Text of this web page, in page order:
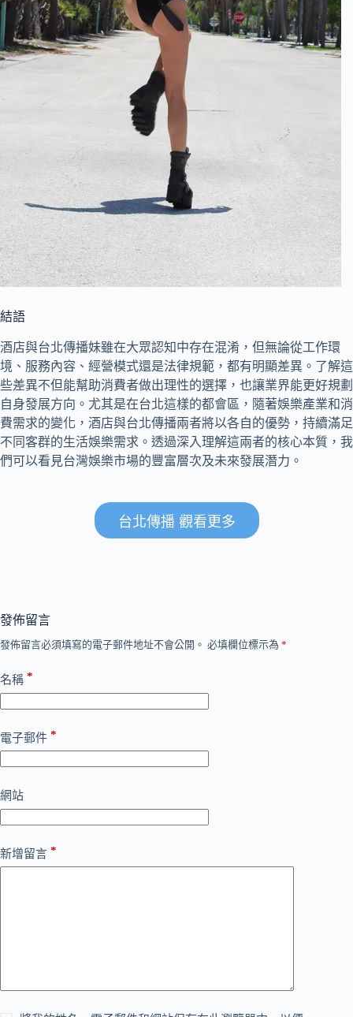
結語
酒店與台北傳播妹雖在大眾認知中存在混淆，但無論從工作環
境、服務內容、經營模式還是法律規範，都有明顯差異。了解這
些差異不但能幫助消費者做出理性的選擇，也讓業界能更好規劃
自身發展方向。尤其是在台北這樣的都會區，隨著娛樂產業和消
費需求的變化，酒店與台北傳播兩者將以各自的優勢，持續滿足
不同客群的生活娛樂需求。透過深入理解這兩者的核心本質，我
們可以看見台灣娛樂市場的豐富層次及未來發展潛力。
台北傳播 觀看更多
發佈留言
發佈留言必須填寫的電子郵件地址不會公開。 必填欄位標示為 *
名稱 *
電子郵件 *
網站
新增留言 *